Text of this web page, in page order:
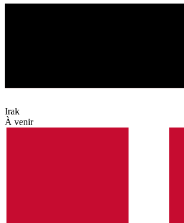
Irak
À venir